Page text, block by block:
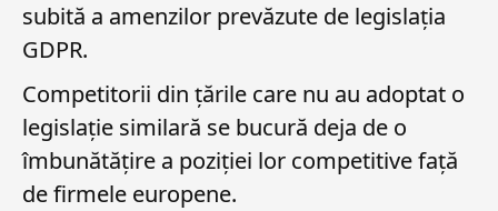
subită a amenzilor prevăzute de legislația
GDPR.
Competitorii din țările care nu au adoptat o
legislație similară se bucură deja de o
îmbunătățire a poziției lor competitive față
de firmele europene.